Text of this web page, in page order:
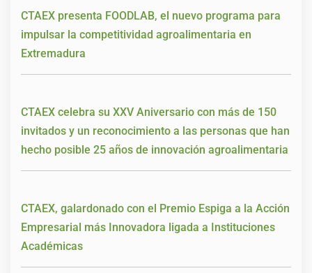
CTAEX presenta FOODLAB, el nuevo programa para
impulsar la competitividad agroalimentaria en
Extremadura
CTAEX celebra su XXV Aniversario con más de 150
invitados y un reconocimiento a las personas que han
hecho posible 25 años de innovación agroalimentaria
CTAEX, galardonado con el Premio Espiga a la Acción
Empresarial más Innovadora ligada a Instituciones
Académicas